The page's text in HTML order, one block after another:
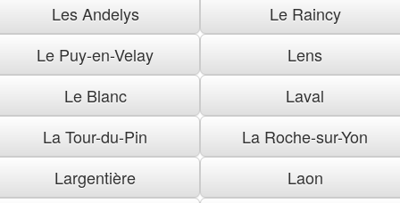
Les Andelys
Le Raincy
Le Puy-en-Velay
Lens
Le Blanc
Laval
La Tour-du-Pin
La Roche-sur-Yon
Largentière
Laon